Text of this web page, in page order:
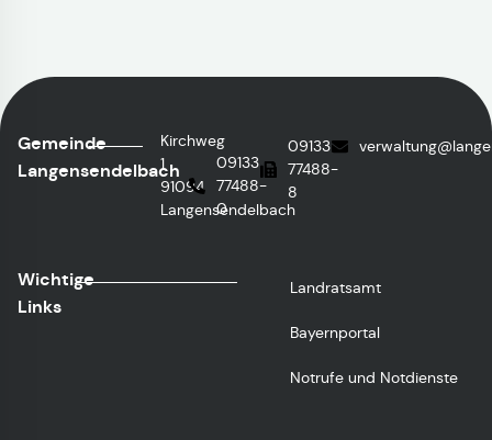
Gemeinde
Langensendelbach
Kirchweg
1
91094
Langensendelbach
09133
77488-
0
09133
77488-
8
Wichtige
Links
Landratsamt
Bayernportal
Notrufe und Notdienste